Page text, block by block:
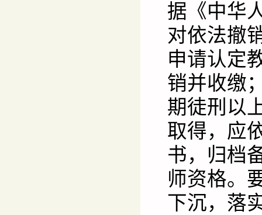
据《中华
对依法撤
申请认定
销并收缴
期徒刑以
取得，应
书，归档
师资格。
下沉，落